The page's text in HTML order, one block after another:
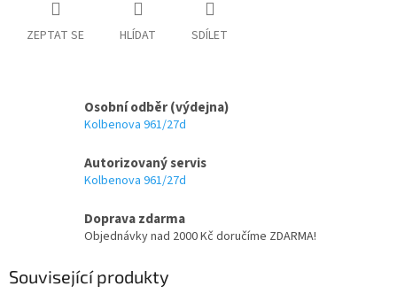
ZEPTAT SE HLÍDAT SDÍLET
Osobní odběr (výdejna)
Kolbenova 961/27d
Autorizovaný servis
Kolbenova 961/27d
Doprava zdarma
Objednávky nad 2000 Kč doručíme ZDARMA!
Související produkty